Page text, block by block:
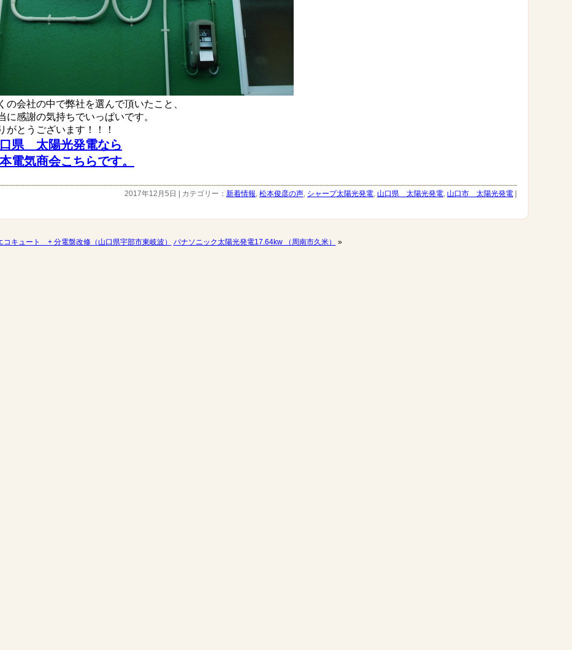
の会社の中で弊社を選んで頂いたこと、
に感謝の気持ちでいっぱいです。
がとうございます！！！
県 太陽光発電なら
電気商会こちらです。
2017年12月5日 | カテゴリー： 新着情報, 松本俊彦の声, シャープ太陽光発電, 山口県 太陽光発電, 山口市 太陽光発電 |
コキュート + 分電盤改修（山口県宇部市東岐波） パナソニック太陽光発電17.64kw （周南市久米） »